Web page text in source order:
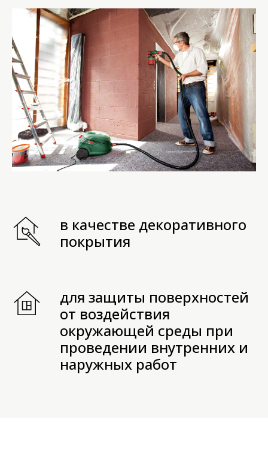
в качестве декоративного
покрытия
для защиты поверхностей
от воздействия
окружающей среды при
проведении внутренних и
наружных работ